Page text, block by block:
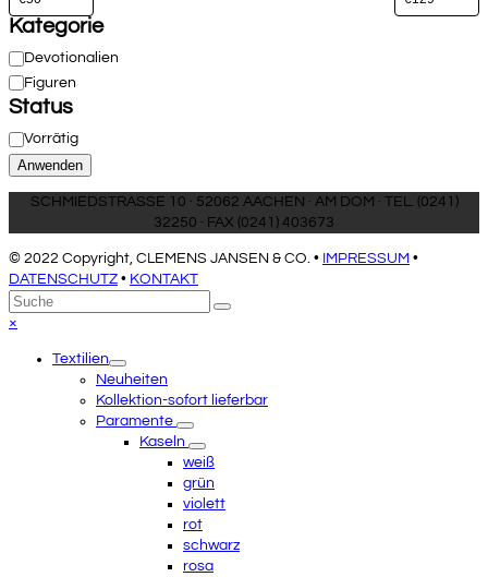
Kategorie
Kategorie
Devotionalien
Figuren
Status
Status
Vorrätig
Anwenden
SCHMIEDSTRASSE 10 · 52062 AACHEN · AM DOM · TEL. (0241)
32250 · FAX (0241) 403673
© 2022 Copyright, CLEMENS JANSEN & CO. • IMPRESSUM •
DATENSCHUTZ • KONTAKT
An
den
scrollen
Suche
Senden
×
menuTextilien
Neuheiten
Kollektion-sofort lieferbar
Paramente
Kaseln
weiß
grün
violett
rot
schwarz
rosa